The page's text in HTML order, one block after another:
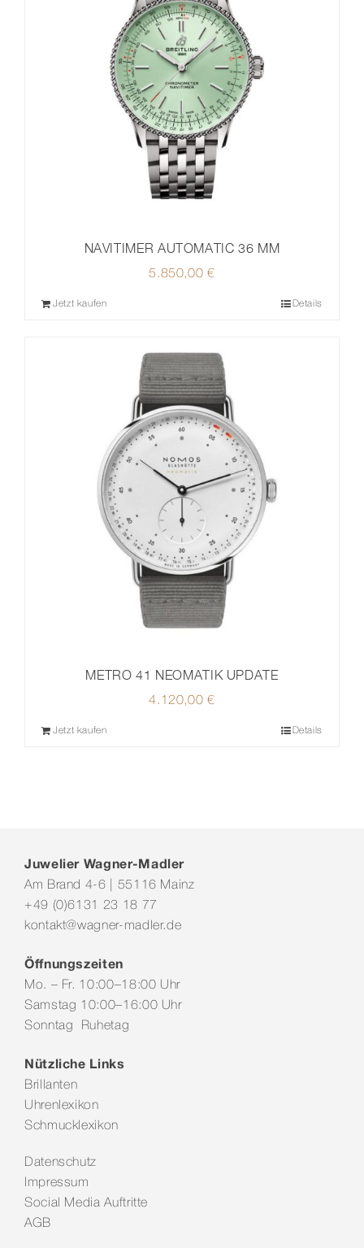
NAVITIMER AUTOMATIC 36 MM
5.850,00€
Jetzt kaufen Details
METRO 41 NEOMATIK UPDATE
4.120,00€
Jetzt kaufen Details
Juwelier Wagner-Madler
Am Brand 4-6 | 55116 Mainz
+49 (0)6131 23 18 77
kontakt@wagner-madler.de
Öffnungszeiten
Mo. – Fr. 10:00–18:00 Uhr
Samstag 10:00–16:00 Uhr
Sonntag Ruhetag
Nützliche Links
Brillanten
Uhrenlexikon
Schmucklexikon
Datenschutz
Impressum
Social Media Auftritte
AGB